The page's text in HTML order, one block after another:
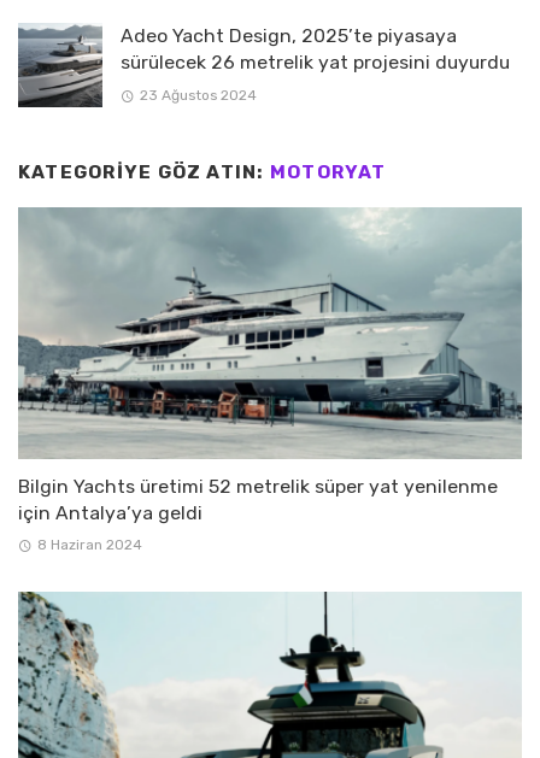
Adeo Yacht Design, 2025’te piyasaya
sürülecek 26 metrelik yat projesini duyurdu
23 Ağustos 2024
KATEGORIYE GÖZ ATIN: MOTORYAT
Bilgin Yachts üretimi 52 metrelik süper yat yenilenme
için Antalya’ya geldi
8 Haziran 2024